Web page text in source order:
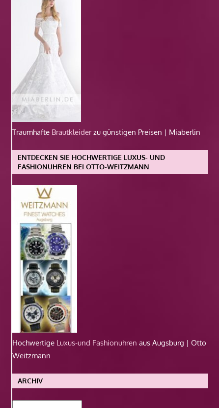
Traumhafte Brautkleiderzu günstigen Preisen | Miaberlin
ENTDECKEN SIE HOCHWERTIGE LUXUS- UND
FASHIONUHREN BEI OTTO-WEITZMANN
Hochwertige Luxus-und Fashionuhren aus Augsburg | Otto
Weitzmann
ARCHIV